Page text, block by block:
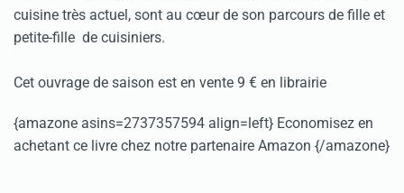
cuisine très actuel, sont au cœur de son parcours de fille et
petite-fille de cuisiniers.
Cet ouvrage de saison est en vente 9 € en librairie
{amazone asins=2737357594 align=left} Economisez en
achetant ce livre chez notre partenaire Amazon {/amazone}